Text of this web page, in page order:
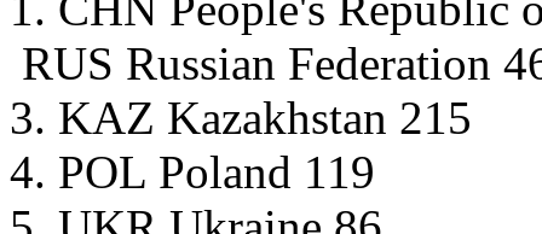
RUS Russian Federation
3. KAZ Kazakhstan 215
4. POL Poland 119